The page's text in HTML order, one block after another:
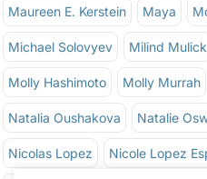
Maureen E. Kerstein Maya
Michael Solovyev Milind Mulick
Molly Hashimoto Molly Murrah
Natalia Oushakova Natalie
Nicolas Lopez Nicole Lopez